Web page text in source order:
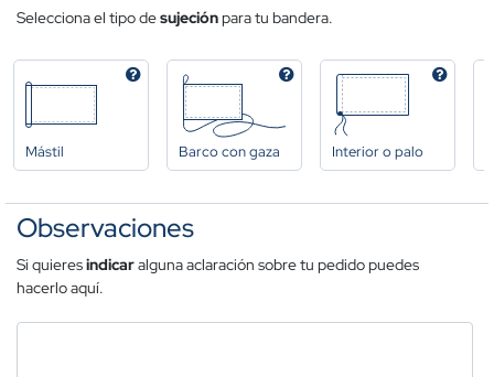
Selecciona el tipo desujeciónpara tu bandera.
Mástil Barco con gaza Interior o palo
Observaciones
Si quieresindicaralguna aclaración sobre tu pedido puedes
hacerlo aquí.